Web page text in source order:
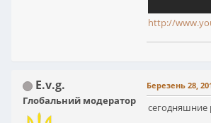
http://
E.v.g.
Глобальний модератор
Березень 28,